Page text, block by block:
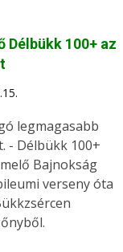
Délbükk 100+ az
legmagasabb
- Délbükk 100+
Bajnokság
verseny óta